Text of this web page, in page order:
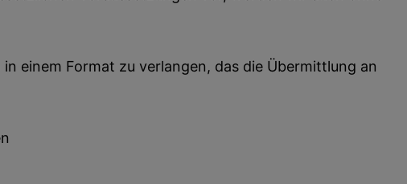
einem Format zu verlangen, das die Übermittlung an